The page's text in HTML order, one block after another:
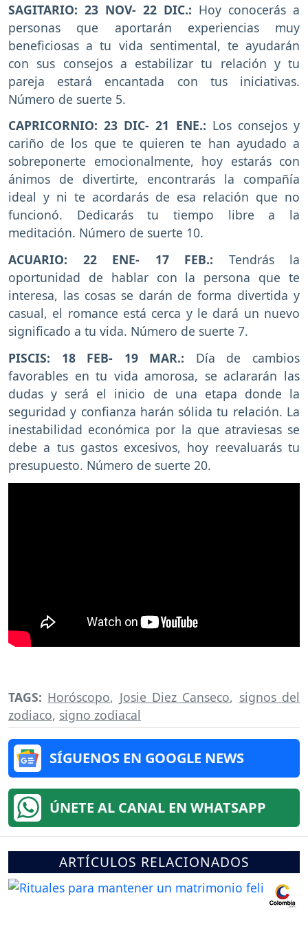
SAGITARIO: 23 NOV- 22 DIC.: Hoy conocerás a
personas que aportarán experiencias muy
beneficiosas a tu vida sentimental, te ayudarán
con sus consejos a estabilizar tu relación y tu
pareja estará encantada con tus iniciativas.
Número de suerte 5.
CAPRICORNIO: 23 DIC- 21 ENE.: Los consejos y
cariño de los que te quieren te han ayudado a
sobreponerte emocionalmente, hoy estarás con
ánimos de divertirte, encontrarás la compañía
ideal y ni te acordarás de esa relación que no
funcionó. Dedicarás tu tiempo libre a la
meditación. Número de suerte 10.
ACUARIO: 22 ENE- 17 FEB.: Tendrás la
oportunidad de hablar con la persona que te
interesa, las cosas se darán de forma divertida y
casual, el romance está cerca y le dará un nuevo
significado a tu vida. Número de suerte 7.
PISCIS: 18 FEB- 19 MAR.: Día de cambios
favorables en tu vida amorosa, se aclararán las
dudas y será el inicio de una etapa donde la
seguridad y confianza harán sólida tu relación. La
inestabilidad económica por la que atraviesas se
debe a tus gastos excesivos, hoy reevaluarás tu
presupuesto. Número de suerte 20.
TAGS: Horóscopo, Josie Diez Canseco, signos del
zodiaco, signo zodiacal
SÍGUENOS EN GOOGLE NEWS
ÚNETE AL CANAL EN WHATSAPP
ARTÍCULOS RELACIONADOS